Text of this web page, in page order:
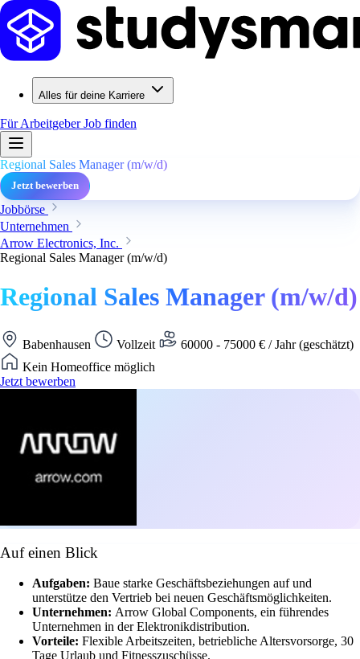
Alles für deine Karriere
Für ArbeitgeberJob finden
Regional Sales Manager (m/w/d)
Jetzt bewerben
Jobbörse
Unternehmen
Arrow Electronics, Inc.
Regional Sales Manager (m/w/d)
Regional Sales Manager (m/w/d)
Babenhausen Vollzeit
60000 - 75000 € / Jahr (geschätzt)
Kein Homeoffice möglich
Jetzt bewerben
Auf einen Blick
Aufgaben: Baue starke Geschäftsbeziehungen auf und
unterstütze den Vertrieb bei neuen Geschäftsmöglichkeiten.
Unternehmen: Arrow Global Components, ein führendes
Unternehmen in der Elektronikdistribution.
Vorteile: Flexible Arbeitszeiten, betriebliche Altersvorsorge, 30
Tage Urlaub und Fitnesszuschüsse.